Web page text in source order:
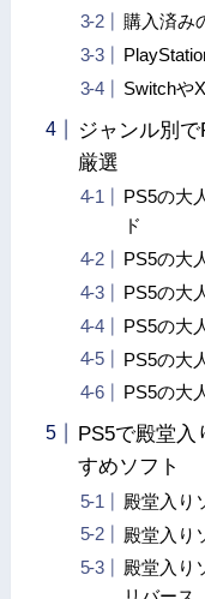
購入済み
Switchや
ジャンル別
厳選
PS5の大
ド
PS5の大
PS5の大
PS5の大
PS5の大
PS5の大
PS5で殿堂入
すめソフト
殿堂入り
殿堂入り
殿堂入り